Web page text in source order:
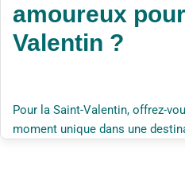
amoureux
Valentin ?
Pour la Saint-Valentin, offrez-
moment unique dans une